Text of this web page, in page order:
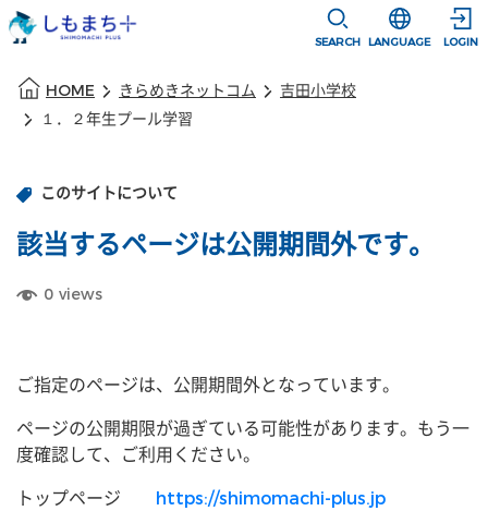
SEARCH
選択すると言
LANGUAGE LOGIN
HOME きらめきネットコム
吉田小学校
１．２年生プール学習
このサイトについて
該当するページは公開期間外です。
0 views
ご指定のページは、公開期間外となっています。
ページの公開期限が過ぎている可能性があります。もう一
度確認して、ご利用ください。
トップページ
https://shimomachi-plus.jp